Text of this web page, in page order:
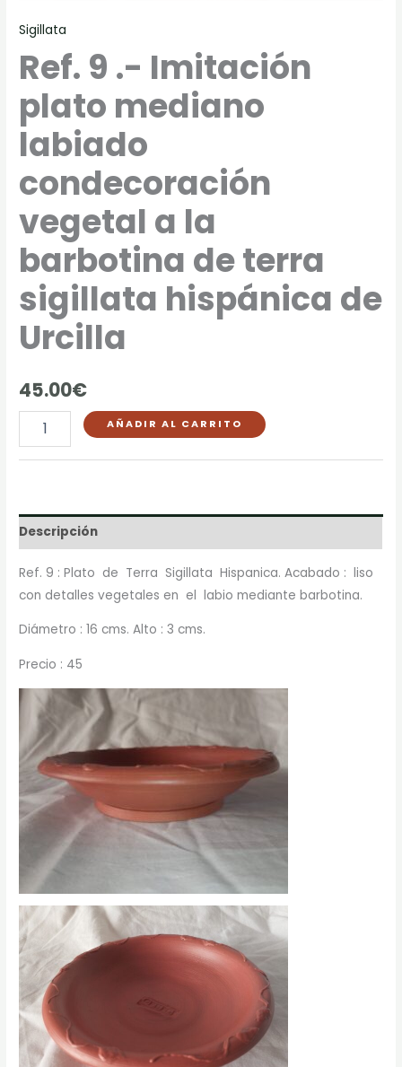
Sigillata
Ref. 9 .- Imitación
plato mediano
labiado
condecoración
vegetal a la
barbotina de terra
sigillata hispánica de
Urcilla
45.00€
Urcilla
cantidad
AÑADIR AL CARRITO
Descripción
Ref. 9 : Plato de Terra Sigillata Hispanica. Acabado : liso
con detalles vegetales en el labio mediante barbotina.
Diámetro : 16 cms. Alto : 3 cms.
Precio : 45